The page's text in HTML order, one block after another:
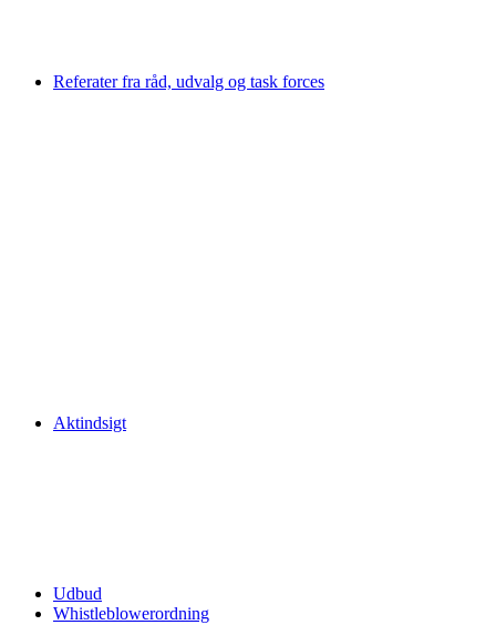
Referater fra råd, udvalg og task forces
Aktindsigt
Udbud
Whistleblowerordning